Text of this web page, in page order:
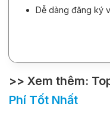
Dễ dàng đăng ký
>> Xem thêm:
Phí Tốt Nhất